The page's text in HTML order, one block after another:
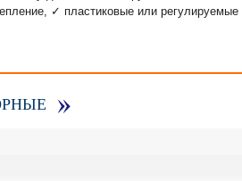
✓ пластиковые или регулируемые